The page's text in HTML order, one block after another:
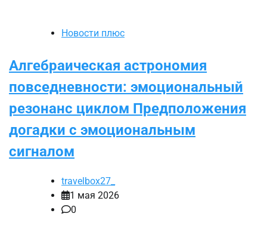
Новости плюс
Алгебраическая астрономия
повседневности: эмоциональный
резонанс циклом Предположения
догадки с эмоциональным
сигналом
travelbox27_
1 мая 2026
0